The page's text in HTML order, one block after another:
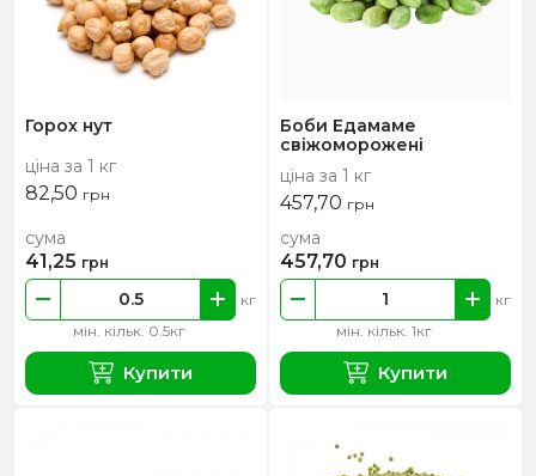
Горох нут
ціна за 1 кг
82,50 грн
мін. кільк. 0.5кг
кг
сума
41,25 грн
Купити
Боби Едамаме
cвіжоморожені
ціна за 1 кг
457,70 грн
мін. кільк. 1кг
кг
сума
457,70 грн
Купити